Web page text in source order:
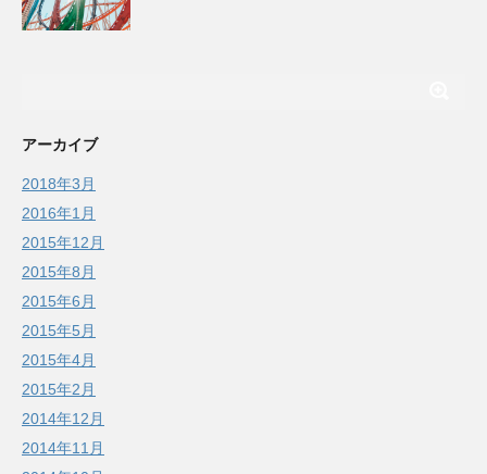
アーカイブ
2018年3月
2016年1月
2015年12月
2015年8月
2015年6月
2015年5月
2015年4月
2015年2月
2014年12月
2014年11月